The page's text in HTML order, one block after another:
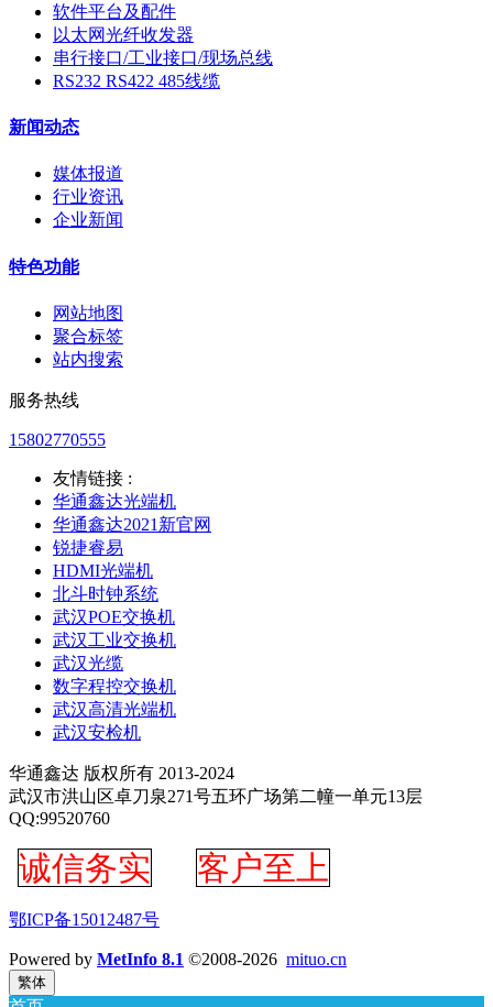
软件平台及配件
以太网光纤收发器
串行接口/工业接口/现场总线
RS232 RS422 485线缆
新闻动态
媒体报道
行业资讯
企业新闻
特色功能
网站地图
聚合标签
站内搜索
服务热线
15802770555
友情链接 :
华通鑫达光端机
华通鑫达2021新官网
锐捷睿易
HDMI光端机
北斗时钟系统
武汉POE交换机
武汉工业交换机
武汉光缆
数字程控交换机
武汉高清光端机
武汉安检机
华通鑫达 版权所有 2013-2024
武汉市洪山区卓刀泉271号五环广场第二幢一单元13层
QQ:99520760
诚信务实 客户至上
鄂ICP备15012487号
Powered by MetInfo 8.1 ©2008-2026 mituo.cn
繁体